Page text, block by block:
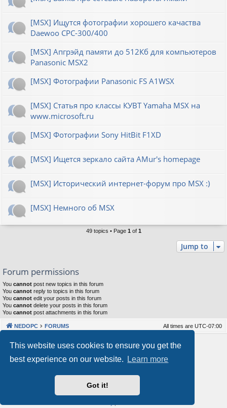
This website uses cookies to ensure you get the
best experience on our website.
Learn more
Got it!
[MSX] Ищутся фотографии хорошего качаства
Daewoo CPC-300/400
[MSX] Апгрэйд памяти до 512Кб для компьютеров
Panasonic MSX2
[MSX] Фотографии Panasonic FS A1WSX
[MSX] Статья про классы КУВТ Yamaha MSX на
www.microsoft.ru
[MSX] Фотографии Sony HitBit F1XD
[MSX] Ищется зеркало сайта AMur's homepage
[MSX] Исторический интернет-форум про MSX :)
[MSX] Немного об MSX
49 topics • Page 1 of 1
Jump to
Forum permissions
You cannot post new topics in this forum
You cannot reply to topics in this forum
You cannot edit your posts in this forum
You cannot delete your posts in this forum
You cannot post attachments in this forum
NEDOPC FORUMS All times are UTC-07:00
Powered byphpBB® Forum Software © phpBB Limited
Our VPS Hosting By RimuHosting
This server is located in London data center
Server admin:mastodon.social/@Shaos